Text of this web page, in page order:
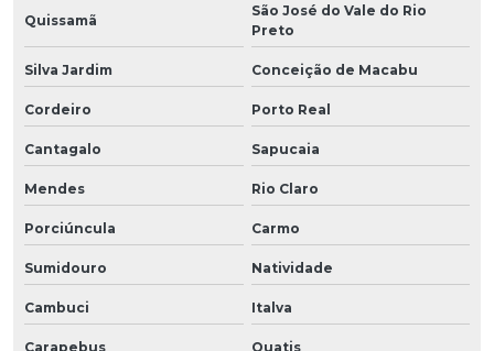
Quissamã
São José do Vale do Rio
Preto
Silva Jardim Conceição de Macabu
Cordeiro Porto Real
Cantagalo Sapucaia
Mendes Rio Claro
Porciúncula Carmo
Sumidouro Natividade
Cambuci Italva
Carapebus Quatis